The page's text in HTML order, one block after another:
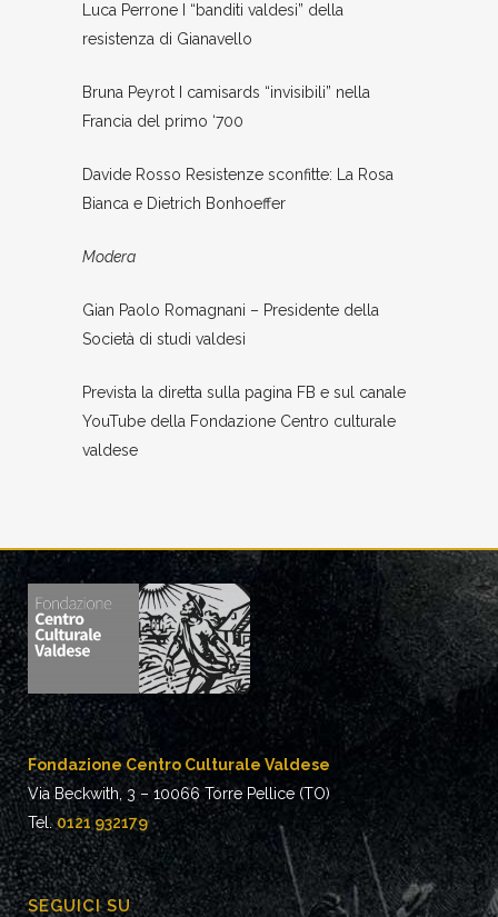
Luca Perrone I “banditi valdesi” della
resistenza di Gianavello
Bruna Peyrot I camisards “invisibili” nella
Francia del primo ‘700
Davide Rosso Resistenze sconfitte: La Rosa
Bianca e Dietrich Bonhoeffer
Modera
Gian Paolo Romagnani – Presidente della
Società di studi valdesi
Prevista la diretta sulla pagina FB e sul canale
YouTube della Fondazione Centro culturale
valdese
Fondazione Centro Culturale Valdese
Via Beckwith, 3 – 10066 Torre Pellice (TO)
Tel.0121 932179
SEGUICI SU